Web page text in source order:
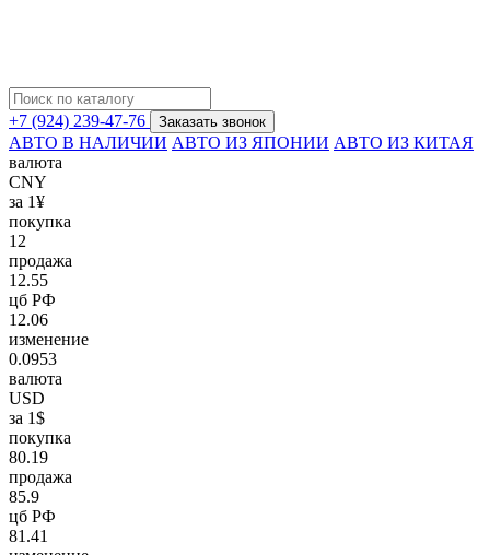
+7 (924) 239-47-76 Заказать звонок
АВТО В НАЛИЧИИ АВТО ИЗ ЯПОНИИ АВТО ИЗ КИТАЯ
валюта
CNY
за 1¥
покупка
12
продажа
12.55
цб РФ
12.06
изменение
0.0953
валюта
USD
за 1$
покупка
80.19
продажа
85.9
цб РФ
81.41